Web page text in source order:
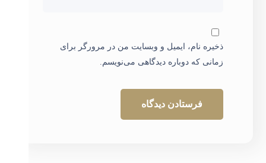
ذخیره نام، ایمیل و وبسایت من در مرورگر برای
زمانی که دوباره دیدگاهی می‌نویسم.